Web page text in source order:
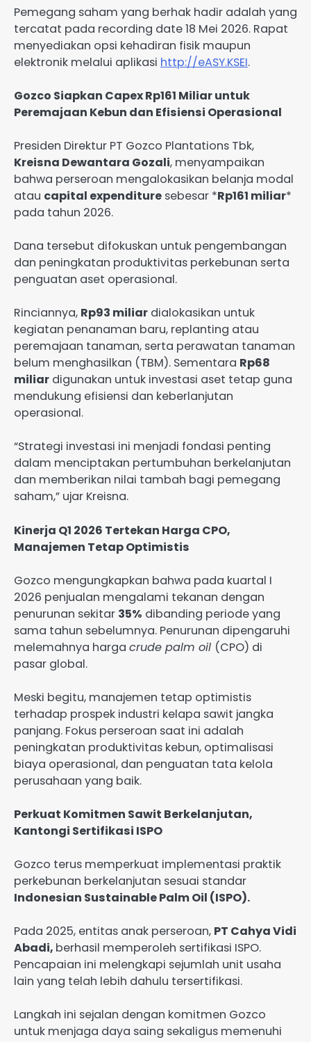
Pemegang saham yang berhak hadir adalah yang
tercatat pada recording date 18 Mei 2026. Rapat
menyediakan opsi kehadiran fisik maupun
elektronik melalui aplikasi http://eASY.KSEI.
Gozco Siapkan Capex Rp161 Miliar untuk
Peremajaan Kebun dan Efisiensi Operasional
Presiden Direktur PT Gozco Plantations Tbk,
Kreisna Dewantara Gozali, menyampaikan
bahwa perseroan mengalokasikan belanja modal
atau capital expenditure sebesar *Rp161 miliar*
pada tahun 2026.
Dana tersebut difokuskan untuk pengembangan
dan peningkatan produktivitas perkebunan serta
penguatan aset operasional.
Rinciannya, Rp93 miliar dialokasikan untuk
kegiatan penanaman baru, replanting atau
peremajaan tanaman, serta perawatan tanaman
belum menghasilkan (TBM). Sementara Rp68
miliar digunakan untuk investasi aset tetap guna
mendukung efisiensi dan keberlanjutan
operasional.
“Strategi investasi ini menjadi fondasi penting
dalam menciptakan pertumbuhan berkelanjutan
dan memberikan nilai tambah bagi pemegang
saham,” ujar Kreisna.
Kinerja Q1 2026 Tertekan Harga CPO,
Manajemen Tetap Optimistis
Gozco mengungkapkan bahwa pada kuartal I
2026 penjualan mengalami tekanan dengan
penurunan sekitar 35% dibanding periode yang
sama tahun sebelumnya. Penurunan dipengaruhi
melemahnya harga crude palm oil (CPO) di
pasar global.
Meski begitu, manajemen tetap optimistis
terhadap prospek industri kelapa sawit jangka
panjang. Fokus perseroan saat ini adalah
peningkatan produktivitas kebun, optimalisasi
biaya operasional, dan penguatan tata kelola
perusahaan yang baik.
Perkuat Komitmen Sawit Berkelanjutan,
Kantongi Sertifikasi ISPO
Gozco terus memperkuat implementasi praktik
perkebunan berkelanjutan sesuai standar
Indonesian Sustainable Palm Oil (ISPO).
Pada 2025, entitas anak perseroan, PT Cahya Vidi
Abadi, berhasil memperoleh sertifikasi ISPO.
Pencapaian ini melengkapi sejumlah unit usaha
lain yang telah lebih dahulu tersertifikasi.
Langkah ini sejalan dengan komitmen Gozco
untuk menjaga daya saing sekaligus memenuhi